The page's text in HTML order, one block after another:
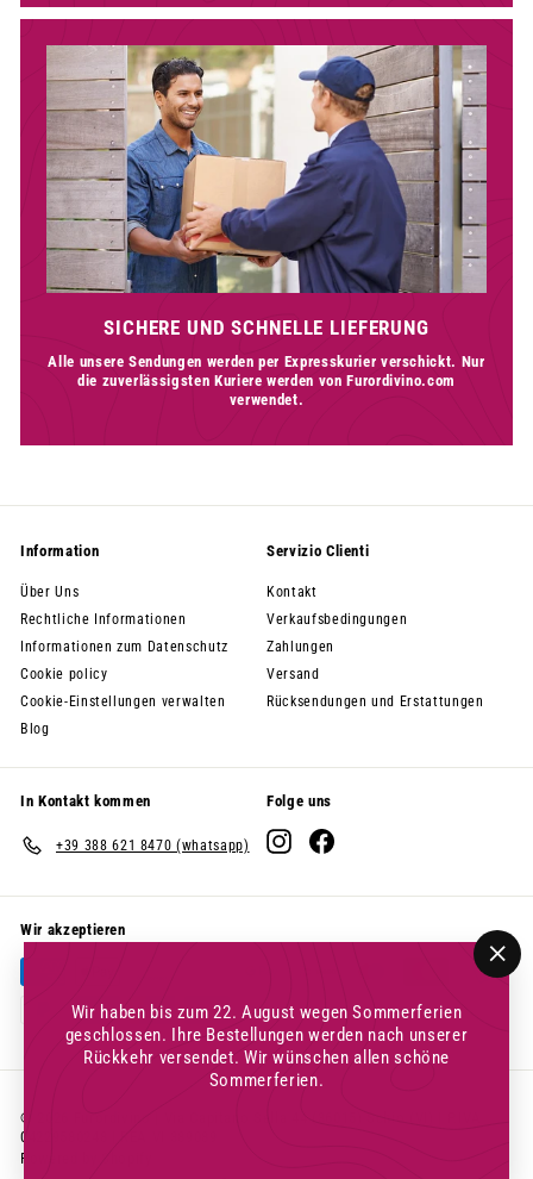
Wir haben bis zum 22. August wegen Sommerferien
geschlossen. Ihre Bestellungen werden nach unserer
Rückkehr versendet. Wir wünschen allen schöne
Sommerferien.
SICHERE UND SCHNELLE LIEFERUNG
Alle unsere Sendungen werden per Expresskurier verschickt. Nur
die zuverlässigsten Kuriere werden von Furordivino.com
verwendet.
Information
Über Uns
Rechtliche Informationen
Informationen zum Datenschutz
Cookie policy
Cookie-Einstellungen verwalten
Blog
Servizio Clienti
Kontakt
Verkaufsbedingungen
Zahlungen
Versand
Rücksendungen und Erstattungen
In Kontakt kommen
+39 388 621 8470 (whatsapp)
Folge uns
Instagram
Wir akzeptieren
© 2026 Furordivino | Via Capitano Sella 44 (36015) Schio (VI) | P.IVA
04229580248 | REA VI 389089
Powered by Shopify